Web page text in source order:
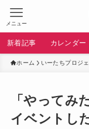
メニュー
新着記事 カレンダー
ホーム いーたちプロジ
「やってみ
イベントし